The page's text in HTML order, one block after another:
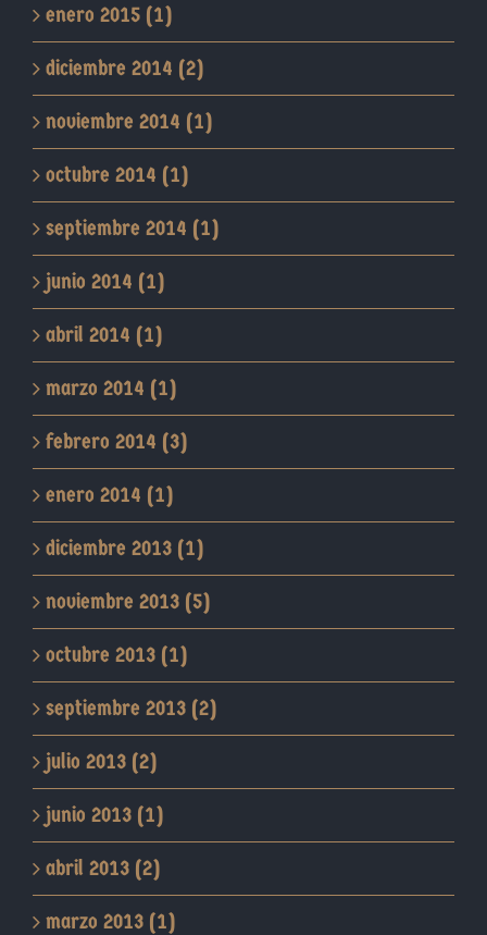
enero 2015 (1)
diciembre 2014 (2)
noviembre 2014 (1)
octubre 2014 (1)
septiembre 2014 (1)
junio 2014 (1)
abril 2014 (1)
marzo 2014 (1)
febrero 2014 (3)
enero 2014 (1)
diciembre 2013 (1)
noviembre 2013 (5)
octubre 2013 (1)
septiembre 2013 (2)
julio 2013 (2)
junio 2013 (1)
abril 2013 (2)
marzo 2013 (1)